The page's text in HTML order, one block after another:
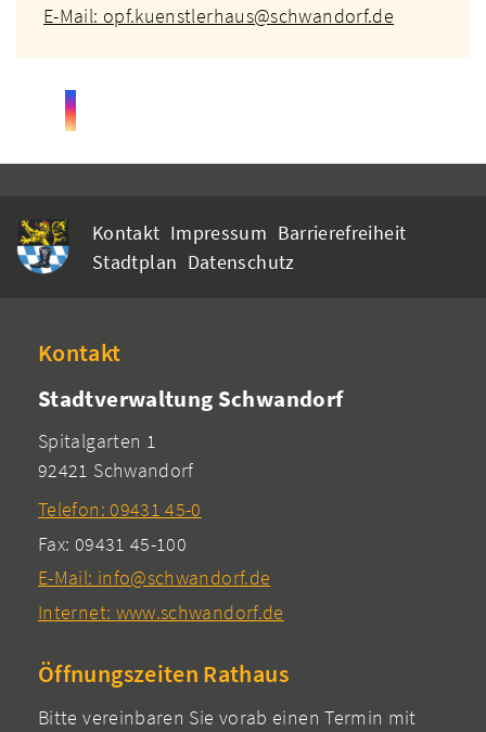
E-Mail: opf.kuenstlerhaus@schwandorf.de
Kontakt Impressum Barrierefreiheit
Stadtplan Datenschutz
Kontakt
Stadtverwaltung Schwandorf
Spitalgarten 1
92421 Schwandorf
Telefon: 09431 45-0
Fax: 09431 45-100
E-Mail: info@schwandorf.de
Internet: www.schwandorf.de
Öffnungszeiten Rathaus
Bitte vereinbaren Sie vorab einen Termin mit